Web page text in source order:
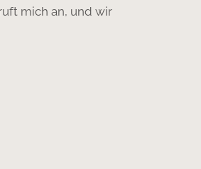
mich an, und wir